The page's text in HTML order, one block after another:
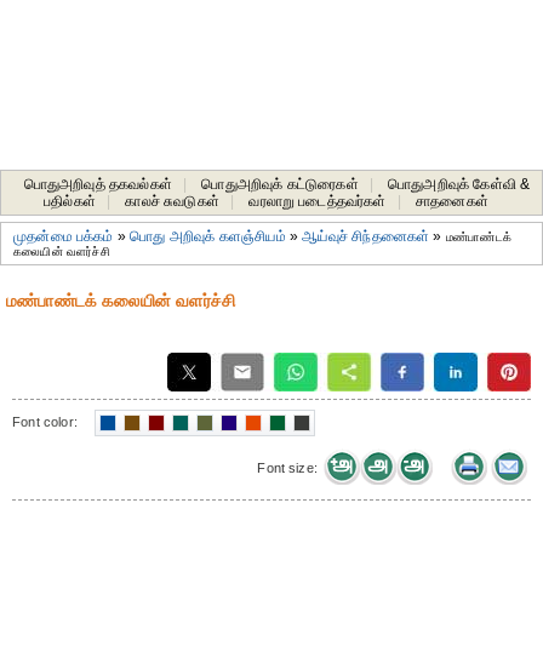
பொதுஅறிவுத் தகவல்கள் பொதுஅறிவுக் கட்டுரைகள்
பொதுஅறிவுக் கேள்வி &
பதில்கள்
காலச் சுவடுகள் வரலாறு படைத்தவர்கள் சாதனைகள்‎
முதன்மை பக்கம் »பொது அறிவுக் களஞ்சியம் »ஆய்வுச் சிந்தனைகள் » மண்பாண்டக்
கலையின் வளர்ச்சி
மண்பாண்டக் கலையின் வளர்ச்சி
Font color:
Font size: